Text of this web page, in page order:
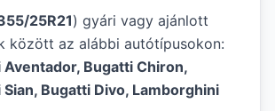
25R21) gyári vagy ajánlott
között az alábbi autótípusokon:
Bugatti Chiron,
Bugatti Divo, Lamborghini